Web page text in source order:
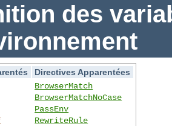
des
Directives Apparentées
BrowserMatch
BrowserMatchNoCase
PassEnv
RewriteRule